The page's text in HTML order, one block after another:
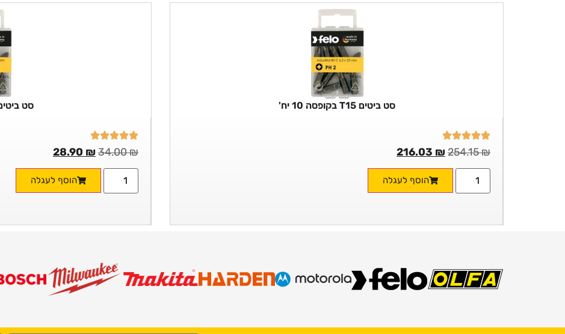
סט ביטים T15 בקופסה 10 יח'
254.15₪
216.03 ₪
הוסף לעגלה
סט ביטים
34.00₪
28.90 ₪
הוסף לעגלה